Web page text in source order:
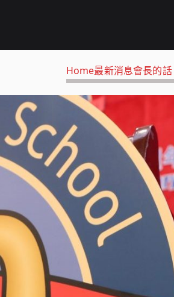
Home最新消息會長的話